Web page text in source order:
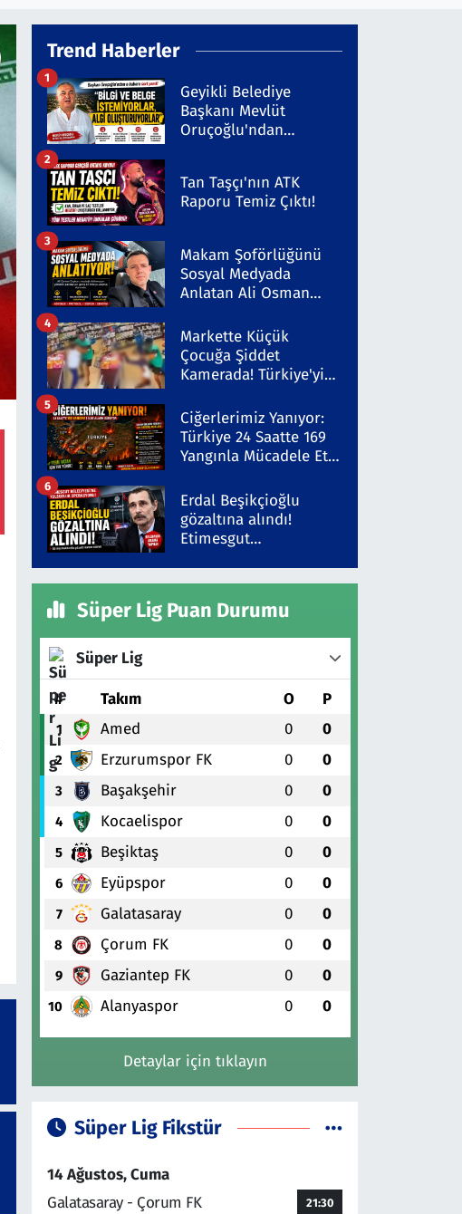
Trend Haberler
Geyikli Belediye
Başkanı Mevlüt
Oruçoğlu'ndan
1
Tan Taşçı'nın ATK
Raporu Temiz Çıktı!
2
Makam Şoförlüğünü
Sosyal Medyada
Anlatan Ali Osman
3
Markette Küçük
Çocuğa Şiddet
Kamerada! Türkiye'yi
Şüpheli Gözaltında
4
Ciğerlerimiz Yanıyor:
Türkiye 24 Saatte 169
Yangınla Mücadele Etti!
5
Erdal Beşikçioğlu
gözaltına alındı!
Etimesgut
6
Süper Lig Puan Durumu
Süper Lig
# Takım O P
1 Amed 0 0
2 Erzurumspor FK 0 0
3 Başakşehir 0 0
4 Kocaelispor 0 0
5 Beşiktaş 0 0
6 Eyüpspor 0 0
7 Galatasaray 0 0
8 Çorum FK 0 0
9 Gaziantep FK 0 0
10 Alanyaspor 0 0
Detaylar için tıklayın
Süper Lig Fikstür
14 Ağustos, Cuma
Galatasaray - Çorum FK
21:30